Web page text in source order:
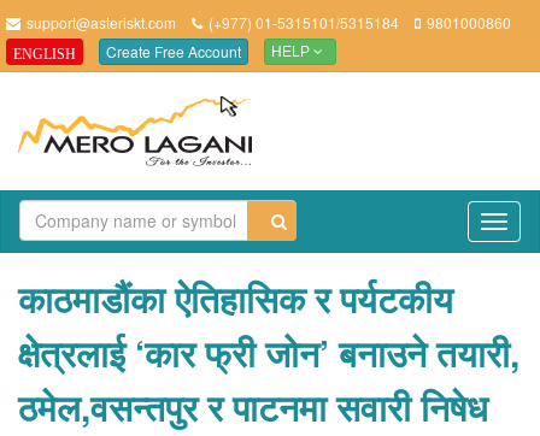
support@asteriskt.com (+977) 01-5315101/5315184 9801000860
ENGLISH Create Free Account HELP
काठमाडौंका ऐतिहासिक र पर्यटकीय
क्षेत्रलाई ‘कार फ्री जोन’ बनाउने तयारी,
ठमेल,वसन्तपुर र पाटनमा सवारी निषेध